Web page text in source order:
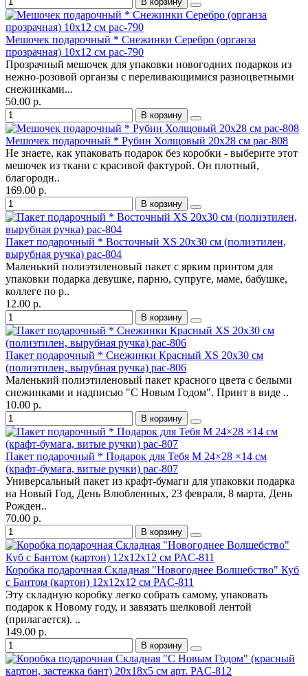
Мешочек подарочный * Снежинки Серебро (органза
прозрачная) 10х12 см pac-790
Прозрачный мешочек для упаковки новогодних подарков из
нежно-розовой органзы с переливающимися разноцветными
снежинками...
50.00 р.
В корзину
Мешочек подарочный * Рубин Холщовый 20х28 см pac-808
Не знаете, как упаковать подарок без коробки - выберите этот
мешочек из ткани с красивой фактурой. Он плотный,
благородн..
169.00 р.
В корзину
Пакет подарочный * Восточный XS 20х30 см (полиэтилен,
вырубная ручка) pac-804
Маленький полиэтиленовый пакет с ярким принтом для
упаковки подарка девушке, парню, супруге, маме, бабушке,
коллеге по р..
12.00 р.
В корзину
Пакет подарочный * Снежинки Красный XS 20х30 см
(полиэтилен, вырубная ручка) pac-806
Маленький полиэтиленовый пакет красного цвета с белыми
снежинками и надписью "С Новым Годом". Принт в виде ..
10.00 р.
В корзину
Пакет подарочный * Подарок для Тебя M 24×28 ×14 см
(крафт-бумага, витые ручки) pac-807
Универсальный пакет из крафт-бумаги для упаковки подарка
на Новый Год, День Влюбленных, 23 февраля, 8 марта, День
Рожден..
70.00 р.
В корзину
Коробка подарочная Складная "Новогоднее Волшебство" Куб
с Бантом (картон) 12х12х12 см PAC-811
Эту складную коробку легко собрать самому, упаковать
подарок к Новому году, и завязать шелковой лентой
(прилагается). ..
149.00 р.
В корзину